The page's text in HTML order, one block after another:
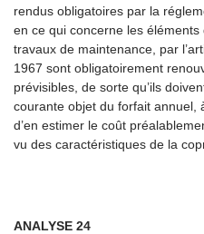
rendus obligatoires par la
en ce qui concerne les
travaux de maintenance, par
1967 sont obligatoirement
prévisibles, de sorte qu’ils
courante objet du forfait annuel,
d’en estimer le coût
vu des caractéristiques de la
ANALYSE 24